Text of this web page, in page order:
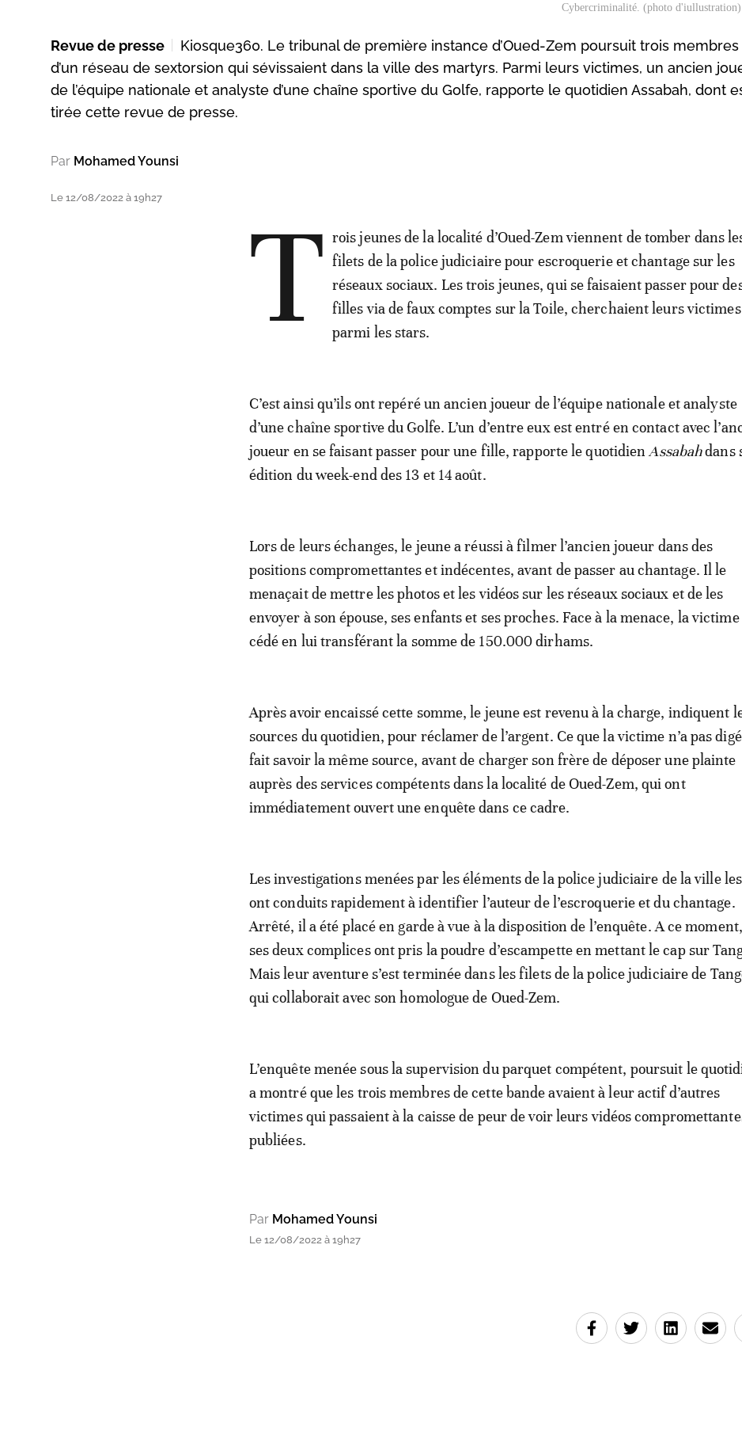
Cybercriminalité. (photo
Revue de presse
Kiosque360. Le tribunal de première instance d’Oued-Zem poursuit trois membres
d’un réseau de sextorsion qui sévissaient dans la ville des martyrs. Parmi leurs victimes, un ancien
de l’équipe nationale et analyste d’une chaîne sportive du Golfe, rapporte le quotidien Assabah, dont
tirée cette revue de presse.
Par Mohamed Younsi
Le 12/08/2022 à 19h27 T rois jeunes de la localité d’Oued-Zem viennent de tomber dans
filets de la police judiciaire pour escroquerie et chantage sur les
réseaux sociaux. Les trois jeunes, qui se faisaient passer pour
filles via de faux comptes sur la Toile, cherchaient leurs victimes
parmi les stars.
C’est ainsi qu’ils ont repéré un ancien joueur de l’équipe nationale et analyste
d’une chaîne sportive du Golfe. L’un d’entre eux est entré en contact avec
joueur en se faisant passer pour une fille, rapporte le quotidien Assabahdans
édition du week-end des 13 et 14 août.
Lors de leurs échanges, le jeune a réussi à filmer l’ancien joueur dans des
positions compromettantes et indécentes, avant de passer au chantage. Il le
menaçait de mettre les photos et les vidéos sur les réseaux sociaux et de les
envoyer à son épouse, ses enfants et ses proches. Face à la menace, la victime
cédé en lui transférant la somme de 150.000 dirhams.
Après avoir encaissé cette somme, le jeune est revenu à la charge, indiquent
sources du quotidien, pour réclamer de l’argent. Ce que la victime n’a pas
fait savoir la même source, avant de charger son frère de déposer une plainte
auprès des services compétents dans la localité de Oued-Zem, qui ont
immédiatement ouvert une enquête dans ce cadre.
Les investigations menées par les éléments de la police judiciaire de la ville les
ont conduits rapidement à identifier l’auteur de l’escroquerie et du chantage.
Arrêté, il a été placé en garde à vue à la disposition de l’enquête. A ce moment,
ses deux complices ont pris la poudre d’escampette en mettant le cap sur
Mais leur aventure s’est terminée dans les filets de la police judiciaire de
qui collaborait avec son homologue de Oued-Zem.
L’enquête menée sous la supervision du parquet compétent, poursuit le
a montré que les trois membres de cette bande avaient à leur actif d’autres
victimes qui passaient à la caisse de peur de voir leurs vidéos
publiées.
Par Mohamed Younsi
Le 12/08/2022 à 19h27